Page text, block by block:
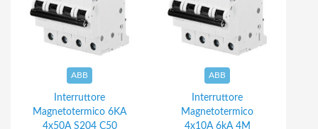
ABB
Interruttore
Magnetotermico 6KA
4x50A S204 C50
ABB
Interruttore
Magnetotermico
4x10A 6kA 4M